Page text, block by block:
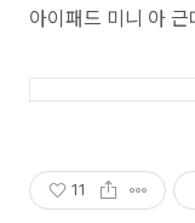
아이패드 미니 아
11